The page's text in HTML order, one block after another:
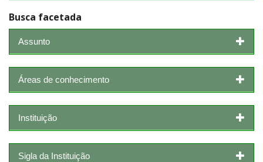
Busca facetada
Assunto
Áreas de conhecimento
Instituição
Sigla da Instituição